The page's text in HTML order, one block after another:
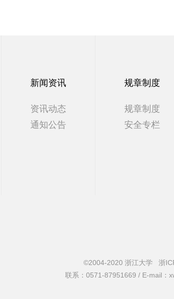
新闻资讯
资讯动态
通知公告
规章制度
规章制度
安全专栏
©2004-2020 浙江大学 浙
联系：0571-87951669 / E-mail：